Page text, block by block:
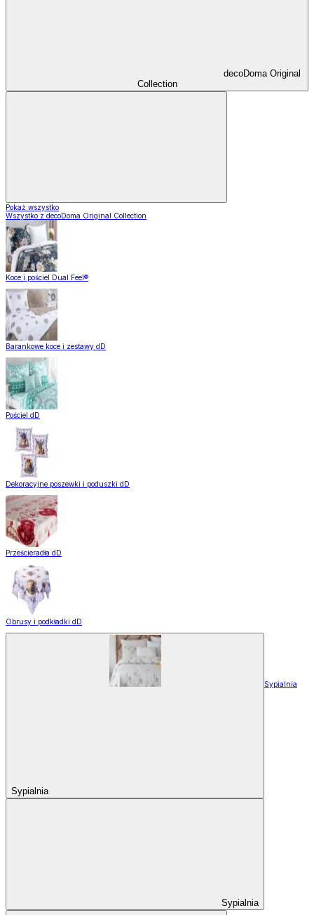
decoDoma Original
Collection
Pokaż wszystko
Wszystko z decoDoma Original Collection
Koce i pościel Dual Feel®
Barankowe koce i zestawy dD
Pościel dD
Dekoracyjne poszewki i poduszki dD
Prześcieradła dD
Obrusy i podkładki dD
Sypialnia
Sypialnia
Sypialnia